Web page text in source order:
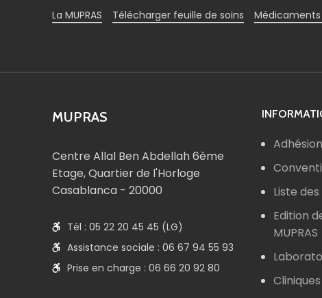
La MUPRAS Télécharger feuille de soins
MUPRAS
Centre Allal Ben Abdellah 6ème
Etage, Quartier de l'Horloge
Casablanca - 20000
Tél : 05 22 20 45 45 (LG)
Assistance sociale : 06 67 94 55 93
Prise en charge : 06 66 20 92 80
Liste
Edition
MUPRAS